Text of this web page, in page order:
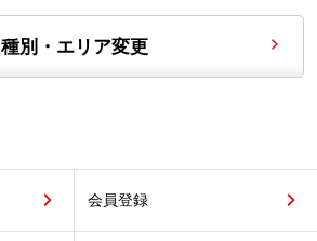
種別・エリア変更
会員登録